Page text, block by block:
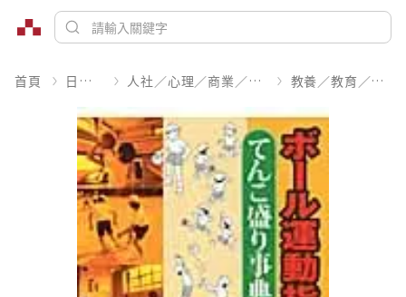
首頁 日文書 人社／心理／商業／其他 教養／教育／學習